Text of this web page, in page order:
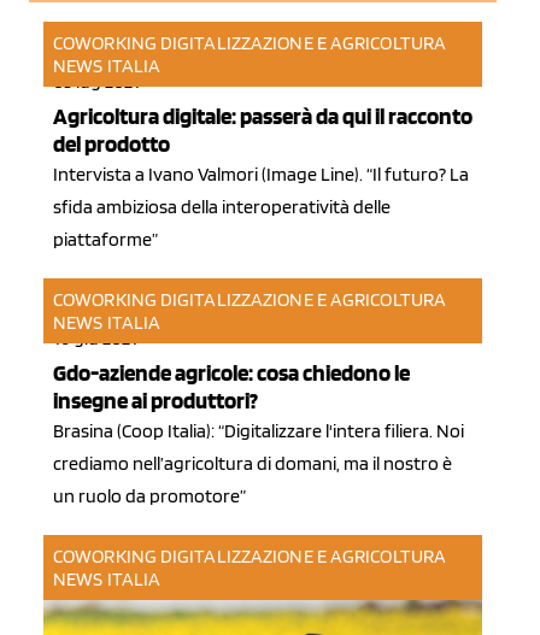
COWORKING DIGITALIZZAZIONE E AGRICOLTURA
NEWS ITALIA
Agricoltura digitale: passerà da qui il racconto
del prodotto
Intervista a Ivano Valmori (Image Line). “Il futuro? La
sfida ambiziosa della interoperatività delle
piattaforme”
COWORKING DIGITALIZZAZIONE E AGRICOLTURA
NEWS ITALIA
16 giu 2021
Gdo-aziende agricole: cosa chiedono le
insegne ai produttori?
Brasina (Coop Italia): “Digitalizzare l'intera filiera. Noi
crediamo nell’agricoltura di domani, ma il nostro è
un ruolo da promotore”
COWORKING DIGITALIZZAZIONE E AGRICOLTURA
NEWS ITALIA